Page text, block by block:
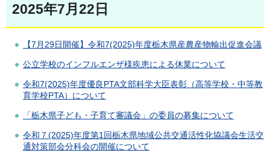
2025年7月22日
【7月29日開催】令和7(2025)年度栃木県産農産物輸出促進会議
公立学校のインフルエンザ様疾患による休業について
令和7(2025)年度優良PTA文部科学大臣表彰（高等学校・中等教
育学校PTA）について
「栃木県子ども・子育て審議会」の委員の募集について
令和７(2025)年度第1回栃木県地域公共交通活性化協議会生活交
通対策部会分科会の開催について